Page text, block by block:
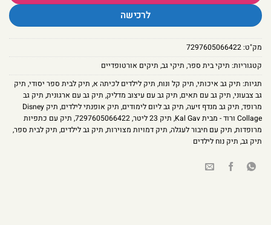
לרכישה
מק"ט:7297605066422
קטגוריות: תיקי בית ספר, תיקי גב, תיקים אורטופדיים
תגיות: תיק גב איכותי, תיק קל ונוח, תיק לילדים לכיתה א, תיק לבית ספר יסודי, תיק
גב צבעוני, תיק גב עם תאים, תיק גב עם עיצוב מדליק, תיק גב עם ארגונית, תיק גב
מרופד, תיק גב מנדף זיעה, תיק גב ליום לימודים, תיק אופנתי לילדים,
תיק Disney
Collage ורוד - מבית Kal Gav
, תיק 23 ליטר ,
7297605066422
, תיק עם כתפיות
מרופדות, תיק עם חיבור לעגלה, תיק דמויות מצוירות, תיק גב לילדים, תיק לבית ספר,
תיק גב, תיק נוח לילדים